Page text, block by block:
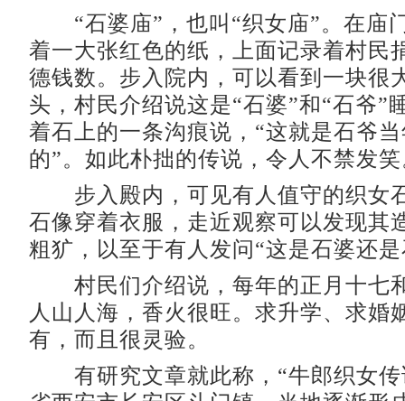
“石婆庙”，也叫“织女庙”。在庙
着一大张红色的纸，上面记录着村民
德钱数。步入院内，可以看到一块很
头，村民介绍说这是“石婆”和“石爷”
着石上的一条沟痕说，“这就是石爷
的”。如此朴拙的传说，令人不禁发
步入殿内，可见有人值守的织女
石像穿着衣服，走近观察可以发现其
粗犷，以至于有人发问“这是石婆还
村民们介绍说，每年的正月十七
人山人海，香火很旺。求升学、求婚
有，而且很灵验。
有研究文章就此称，“牛郎织女传